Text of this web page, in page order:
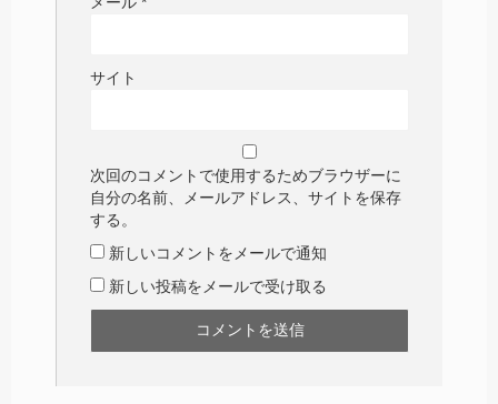
サイト
次回のコメントで使用するためブラウザーに
自分の名前、メールアドレス、サイトを保存
する。
新しいコメントをメールで通知
新しい投稿をメールで受け取る